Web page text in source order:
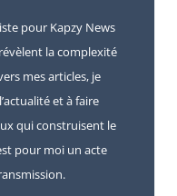
pour Kapzy News
la complexité
mes articles, je
et à faire
qui construisent le
pour moi un acte